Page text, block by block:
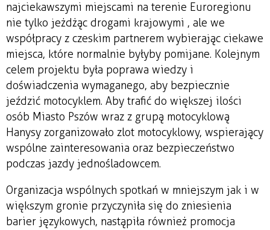
najciekawszymi miejscami na terenie Euroregionu
nie tylko jeżdżąc drogami krajowymi , ale we
współpracy z czeskim partnerem wybierając ciekawe
miejsca, które normalnie byłyby pomijane. Kolejnym
celem projektu była poprawa wiedzy i
doświadczenia wymaganego, aby bezpiecznie
jeździć motocyklem. Aby trafić do większej ilości
osób Miasto Pszów wraz z grupą motocyklową
Hanysy zorganizowało zlot motocyklowy, wspierający
wspólne zainteresowania oraz bezpieczeństwo
podczas jazdy jednośladowcem.
Organizacja wspólnych spotkań w mniejszym jak i w
większym gronie przyczyniła się do zniesienia
barier językowych, nastąpiła również promocja